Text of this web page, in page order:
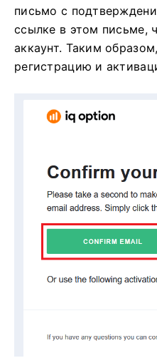
письмо с
ссылке в этом письме,
аккаунт. Таким
регистрацию и